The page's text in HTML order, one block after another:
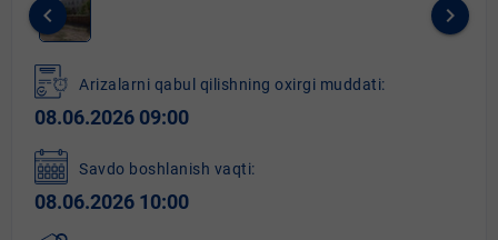
1
of
1
keyboard_arrow_left keyboard_arrow_right
Arizalarni qabul qilishning oxirgi muddati:
08.06.2026 09:00
Savdo boshlanish vaqti:
08.06.2026 10:00